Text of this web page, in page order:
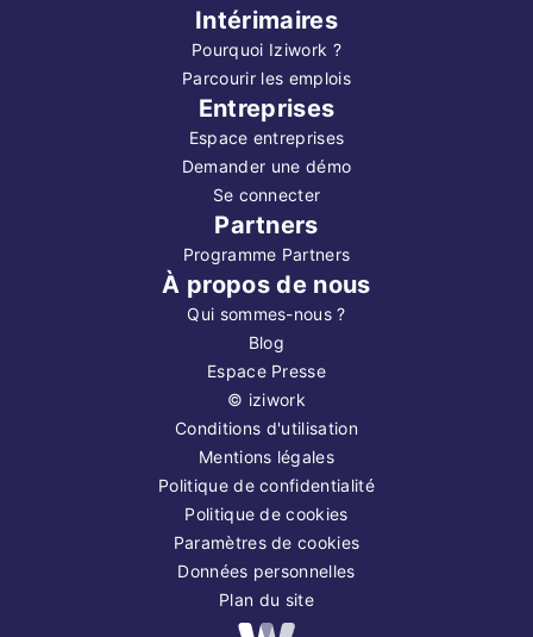
Intérimaires
Pourquoi Iziwork ?
Parcourir les emplois
Entreprises
Espace entreprises
Demander une démo
Se connecter
Partners
Programme Partners
À propos de nous
Qui sommes-nous ?
Blog
Espace Presse
© iziwork
Conditions d'utilisation
Mentions légales
Politique de confidentialité
Politique de cookies
Paramètres de cookies
Données personnelles
Plan du site